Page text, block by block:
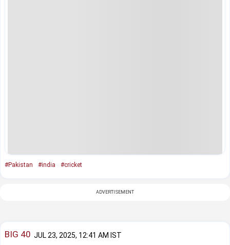
#Pakistan #india #cricket
ADVERTISEMENT
BIG 40 JUL 23, 2025, 12:41 AM IST